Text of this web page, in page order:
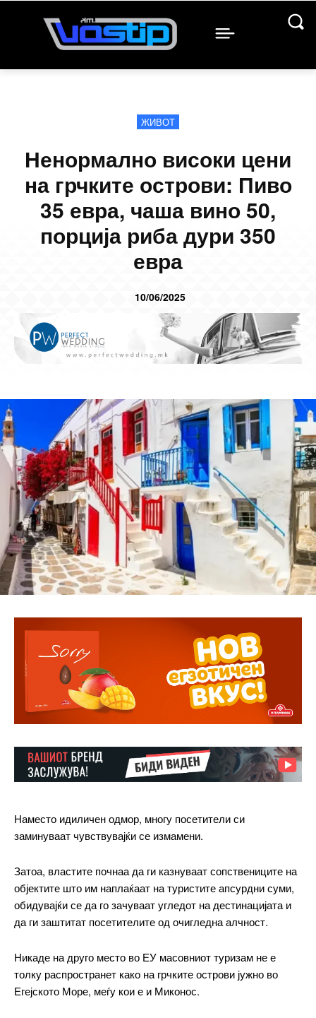
ЖИВОТ
Ненормално високи цени
на грчките острови: Пиво
35 евра, чаша вино 50,
порција риба дури 350
евра
10/06/2025
Наместо идиличен одмор, многу посетители си
заминуваат чувствувајќи се измамени.
Затоа, властите почнаа да ги казнуваат сопствениците на
објектите што им наплаќаат на туристите апсурдни суми,
обидувајќи се да го зачуваат угледот на дестинацијата и
да ги заштитат посетителите од очигледна алчност.
Никаде на друго место во ЕУ масовниот туризам не е
толку распространет како на грчките острови јужно во
Егејското Море, меѓу кои е и Миконос.